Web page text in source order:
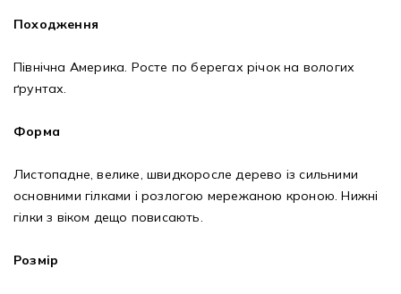
Походження
Північна Америка. Росте по берегах річок на вологих
ґрунтах.
Форма
Листопадне, велике, швидкоросле дерево із сильними
основними гілками і розлогою мережаною кроною. Нижні
гілки з віком дещо повисають.
Розмір